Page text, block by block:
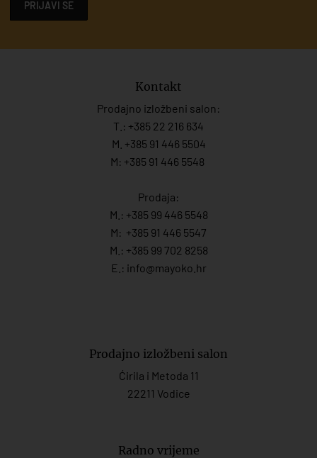
PRIJAVI SE
Kontakt
Prodajno izložbeni salon:
T.: +385 22 216 634
M. +385 91 446 5504
M: +385 91 446 5548
Prodaja:
M.: +385 99 446 5548
M: +385 91 446 5547
M.: +385 99 702 8258
E.: info@mayoko. hr
Prodajno izložbeni salon
Ćirila i Metoda 11
22211 Vodice
Radno vrijeme